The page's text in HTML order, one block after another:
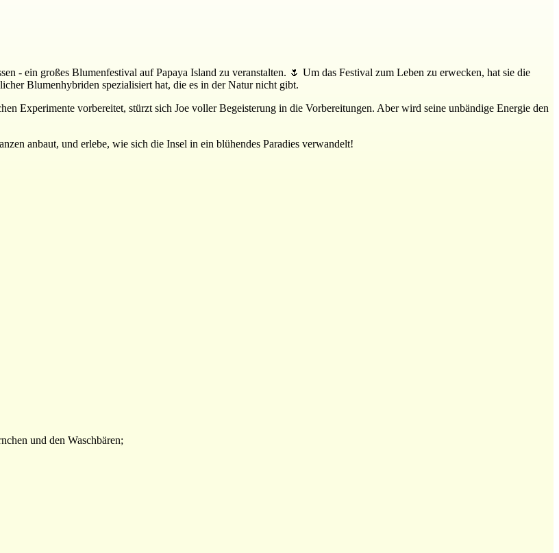
- ein großes Blumenfestival auf Papaya Island zu veranstalten. 🌷 Um das Festival zum Leben zu erwecken, hat sie die
Blumenhybriden spezialisiert hat, die es in der Natur nicht gibt.
Experimente vorbereitet, stürzt sich Joe voller Begeisterung in die Vorbereitungen. Aber wird seine unbändige Energie den
anbaut, und erlebe, wie sich die Insel in ein blühendes Paradies verwandelt!
und den Waschbären;